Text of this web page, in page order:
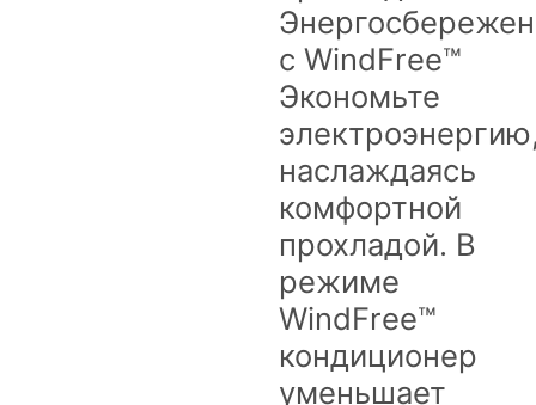
с WindFree™
Экономьте
наслаждаясь
комфортной
прохладой. В
режиме
WindFree™
кондиционер
уменьшает